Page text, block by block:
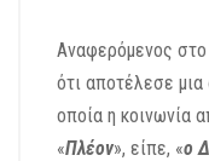
Αναφερόμενος
ότι αποτέλεσε
οποία η κοινωνία
«Πλέον», είπε, «ο